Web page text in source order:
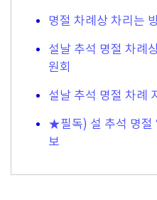
명절 차례상 차리는
설날 추석 명절 차례
원회
설날 추석 명절 차례
★필독) 설 추석 명절
보